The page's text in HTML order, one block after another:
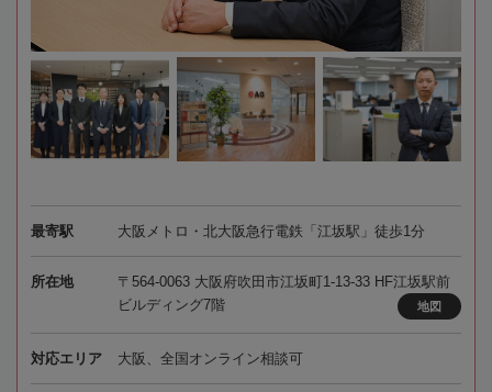
最寄駅 大阪メトロ・北大阪急行電鉄「江坂駅」徒歩1分
所在地
〒564-0063 大阪府吹田市江坂町1-13-33 HF江坂駅前
ビルディング7階
地図
対応エリア 大阪、全国オンライン相談可